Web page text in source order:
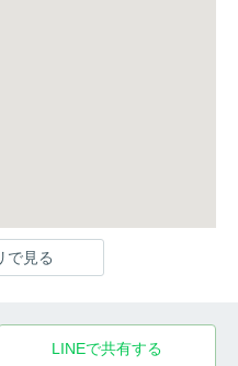
で見る
LINEで共有する